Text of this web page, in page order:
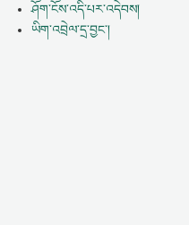
ཤོག་ངོས་འདི་པར་འདེབས།
ཡིག་འབྲེལ་དྲ་བྱང་།